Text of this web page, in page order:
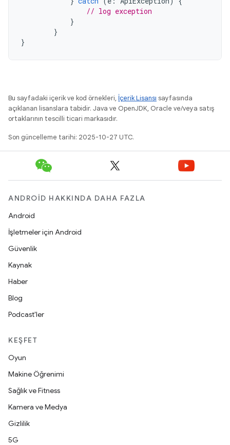
// log exception
}
}
}
Bu sayfadaki içerik ve kod örnekleri, İçerik Lisansı sayfasında
açıklanan lisanslara tabidir. Java ve OpenJDK, Oracle ve/veya satış
ortaklarının tescilli ticari markasıdır.
Son güncelleme tarihi: 2025-10-27 UTC.
ANDROID HAKKINDA DAHA FAZLA
Android
İşletmeler için Android
Güvenlik
Kaynak
Haber
Blog
Podcast'ler
KEŞFET
Oyun
Makine Öğrenimi
Sağlık ve Fitness
Kamera ve Medya
Gizlilik
5G